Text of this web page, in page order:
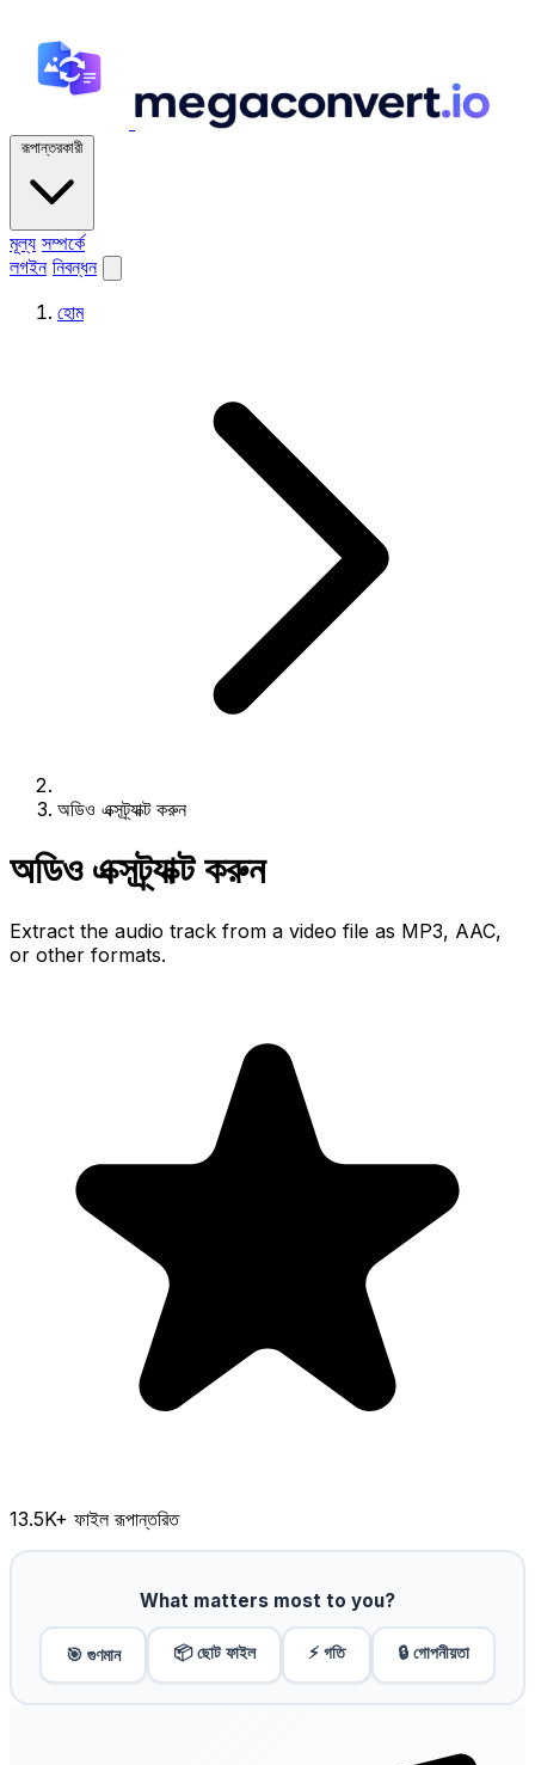
রূপান্তরকারী
মূল্য সম্পর্কে
লগইন নিবন্ধন
হোম
অডিও এক্সট্র্যাক্ট করুন
অডিও এক্সট্র্যাক্ট করুন
Extract the audio track from a video file as MP3, AAC,
or other formats.
13.5K+ ফাইল রূপান্তরিত
What matters most to you?
🎯 গুণমান 📦 ছোট ফাইল ⚡ গতি 🔒 গোপনীয়তা